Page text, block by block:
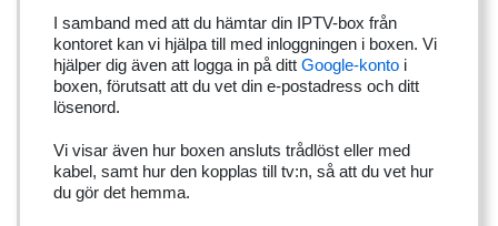
I samband med att du hämtar din IPTV-box från
kontoret kan vi hjälpa till med inloggningen i boxen. Vi
hjälper dig även att logga in på ditt Google-konto i
boxen, förutsatt att du vet din e-postadress och ditt
lösenord.
Vi visar även hur boxen ansluts trådlöst eller med
kabel, samt hur den kopplas till tv:n, så att du vet hur
du gör det hemma.